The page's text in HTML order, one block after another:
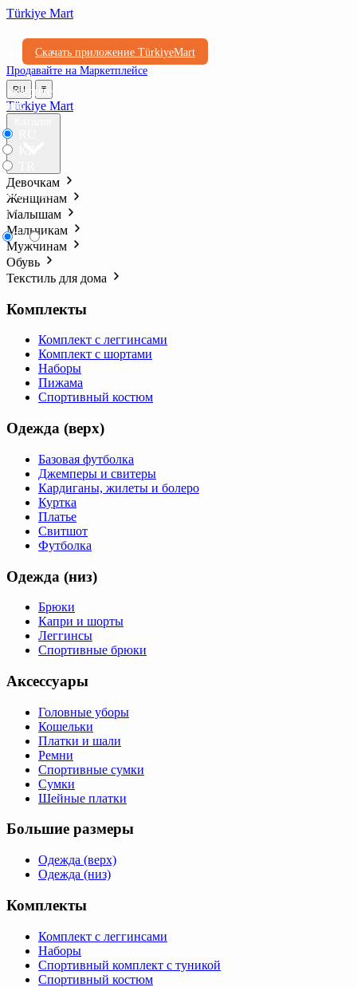
Türkiye Mart
Скачать приложение TürkiyeMart
Продавайте на Маркетплейсе
RU ₸
₸ ₺l
Türkiye Mart
Девочкам
Женщинам
Малышам
Мальчикам
Мужчинам
Обувь
Текстиль для дома
Комплекты
Комплект с леггинсами
Комплект с шортами
Наборы
Пижама
Спортивный костюм
Одежда (верх)
Базовая футболка
Джемперы и свитеры
Кардиганы, жилеты и болеро
Куртка
Платье
Свитшот
Футболка
Одежда (низ)
Брюки
Капри и шорты
Леггинсы
Спортивные брюки
Аксессуары
Головные уборы
Кошельки
Платки и шали
Ремни
Спортивные сумки
Сумки
Шейные платки
Большие размеры
Одежда (верх)
Одежда (низ)
Комплекты
Комплект с леггинсами
Наборы
Спортивный комплект с туникой
Спортивный костюм